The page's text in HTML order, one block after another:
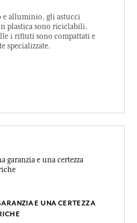
e alluminio, gli astucci
plastica sono riciclabili.
i rifiuti sono compattati e
specializzate.
E UNA CERTEZZA